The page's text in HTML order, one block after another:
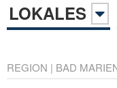
LOKALES
REGION | BAD